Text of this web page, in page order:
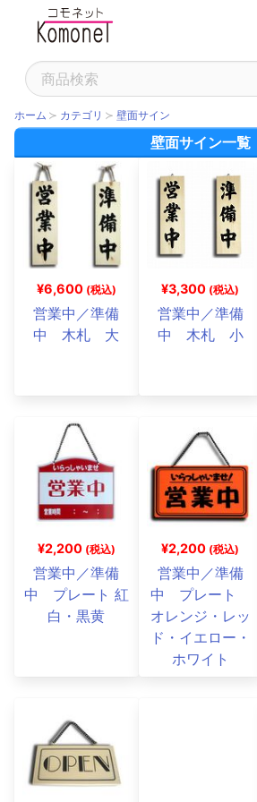
ホーム カテゴリ 壁面サイン
壁面サイン一覧
¥6,600 (税込)
営業中／準備
中 木札 大
¥3,300 (税込)
営業中／準備
中 木札 小
¥2,200 (税込)
営業中／準備
中 プレート 紅
白・黒黄
¥2,200 (税込)
営業中／準備
中 プレート
オレンジ・レッ
ド・イエロー・
ホワイト